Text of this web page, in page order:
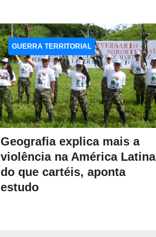
Geografia explica mais a
violência na América Latina
do que cartéis, aponta
estudo
GUERRA TERRITORIAL